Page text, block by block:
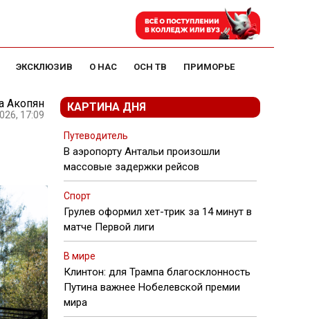
ЭКСКЛЮЗИВ О НАС ОСН ТВ ПРИМОРЬЕ
Акопян
17:09
КАРТИНА ДНЯ
Путеводитель
В аэропорту Антальи произошли
массовые задержки рейсов
Спорт
Грулев оформил хет-трик за 14 минут в
матче Первой лиги
В мире
Клинтон: для Трампа благосклонность
Путина важнее Нобелевской премии
мира